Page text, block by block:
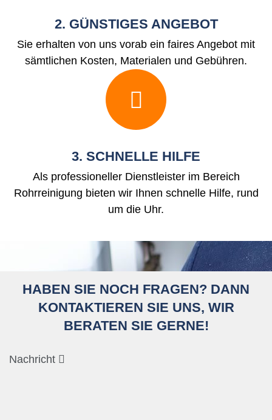
2. GÜNSTIGES ANGEBOT
Sie erhalten von uns vorab ein faires Angebot mit
sämtlichen Kosten, Materialen und Gebühren.
3. SCHNELLE HILFE
Als professioneller Dienstleister im Bereich
Rohrreinigung bieten wir Ihnen schnelle Hilfe, rund
um die Uhr.
HABEN SIE NOCH FRAGEN? DANN
KONTAKTIEREN SIE UNS, WIR
BERATEN SIE GERNE!
Nachricht